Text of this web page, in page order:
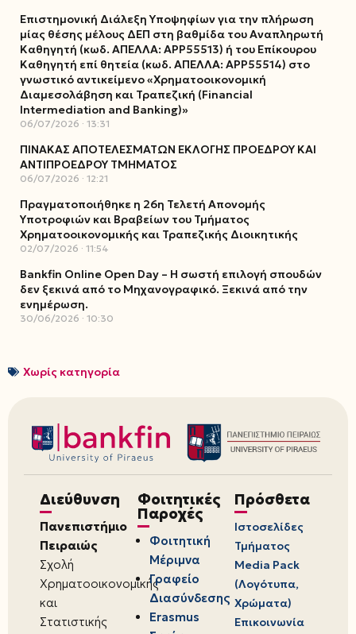
Επιστημονική Διάλεξη Υποψηφίων για την πλήρωση
μίας θέσης μέλους ΔΕΠ στη βαθμίδα του Αναπληρωτή
Καθηγητή (κωδ. ΑΠΕΛΛΑ: ΑΡΡ55513) ή του Επίκουρου
Καθηγητή επί θητεία (κωδ. ΑΠΕΛΛΑ: ΑΡΡ55514) στο
γνωστικό αντικείμενο «Χρηματοοικονομική
Διαμεσολάβηση και Τραπεζική (Financial
Intermediation and Banking)»
06/07/2026 13:31
ΠΙΝΑΚΑΣ ΑΠΟΤΕΛΕΣΜΑΤΩΝ ΕΚΛΟΓΗΣ ΠΡΟΕΔΡΟΥ ΚΑΙ
ΑΝΤΙΠΡΟΕΔΡΟΥ ΤΜΗΜΑΤΟΣ
06/07/2026 12:21
Πραγματοποιήθηκε η 26η Τελετή Απονομής
Υποτροφιών και Βραβείων του Τμήματος
Χρηματοοικονομικής και Τραπεζικής Διοικητικής
02/07/2026 11:54
Bankfin Online Open Day – Η σωστή επιλογή σπουδών
δεν ξεκινά από το Μηχανογραφικό. Ξεκινά από την
ενημέρωση.
30/06/2026 10:30
Χωρίς κατηγορία
Διεύθυνση
Πανεπιστήμιο
Πειραιώς
Σχολή
Χρηματοοικονομικής
και
Στατιστικής
Φοιτητικές
Παροχές
Φοιτητική
Μέριμνα
Γραφείο
Διασύνδεσης
Erasmus
Πρόσθετα
Ιστοσελίδες
Τμήματος
Media Pack
(Λογότυπα,
Χρώματα)
Επικοινωνία